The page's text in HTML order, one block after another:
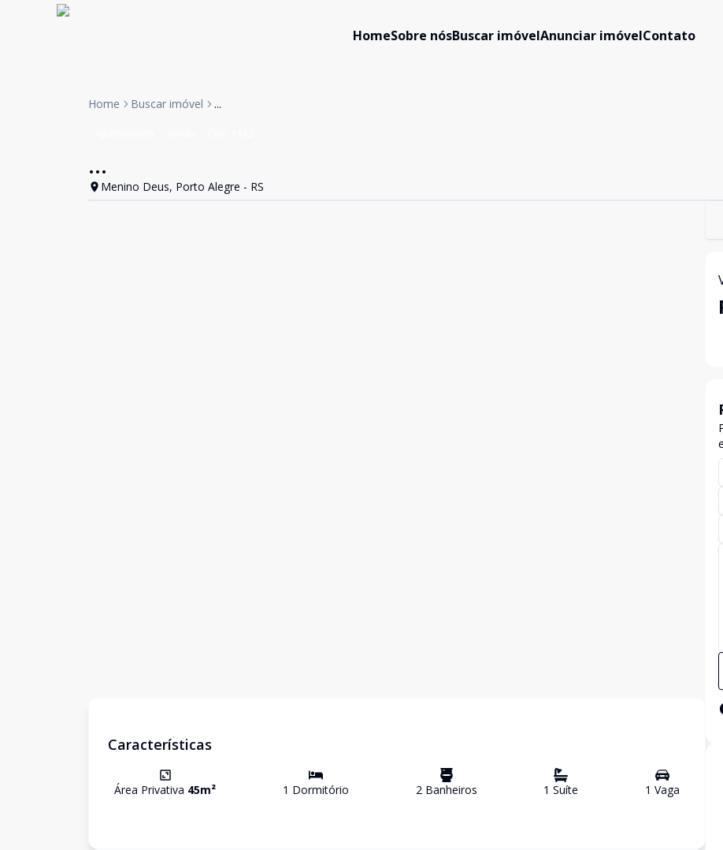
HomeSobre nósBuscar imóvelAnunciar imóvelContato
Home Buscar imóvel ...
...
Menino Deus, Porto Alegre - RS
Características
Área Privativa 45m² 1 Dormitório 2Banheiros 1 Suíte 1 Vaga